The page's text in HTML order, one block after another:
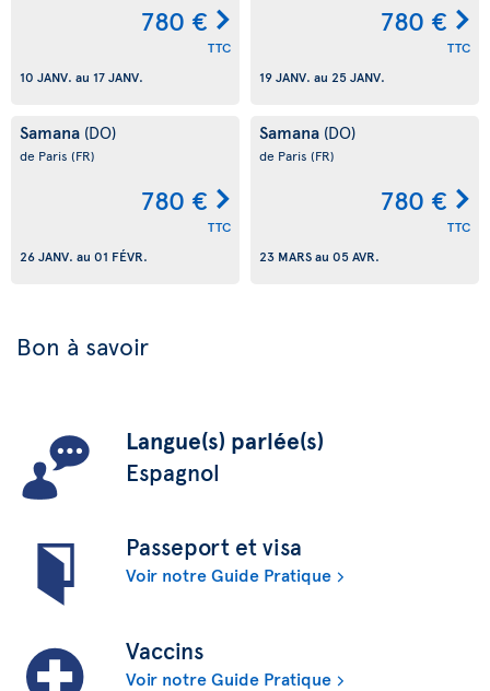
780 €
TTC
10 JANV. au 17 JANV.
780 €
TTC
19 JANV. au 25 JANV.
Samana (DO)
de Paris (FR)
780 €
TTC
26 JANV. au 01 FÉVR.
Samana (DO)
de Paris (FR)
780 €
TTC
23 MARSau 05 AVR.
Bon à savoir
Langue(s) parlée(s)
Espagnol
Passeport et visa
Voir notre Guide Pratique
Vaccins
Voir notre Guide Pratique